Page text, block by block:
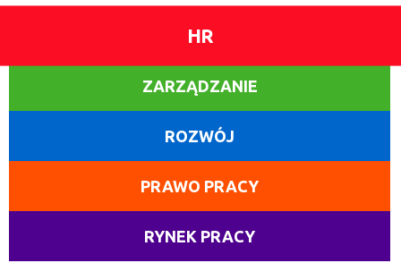
HR
ZARZĄDZANIE
ROZWÓJ
PRAWO PRACY
RYNEK PRACY